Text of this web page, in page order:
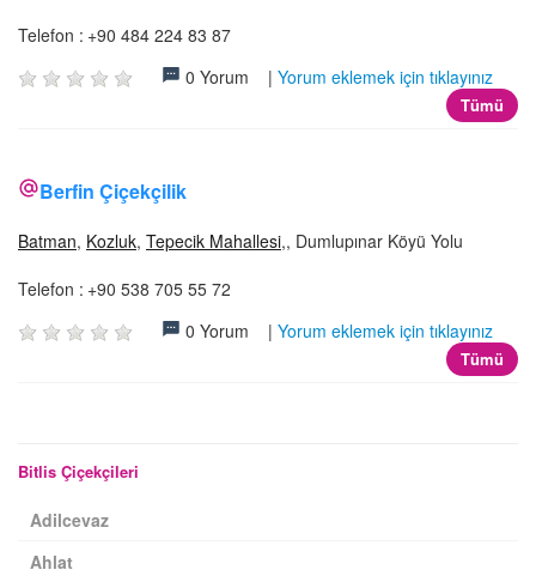
Telefon : +90 484 224 83 87
0 Yorum | Yorum eklemek için tıklayınız
Tümü
Berfin Çiçekçilik
Batman, Kozluk, Tepecik Mahallesi,, Dumlupınar Köyü Yolu
Telefon : +90 538 705 55 72
0 Yorum | Yorum eklemek için tıklayınız
Tümü
Bitlis Çiçekçileri
Adilcevaz
Ahlat